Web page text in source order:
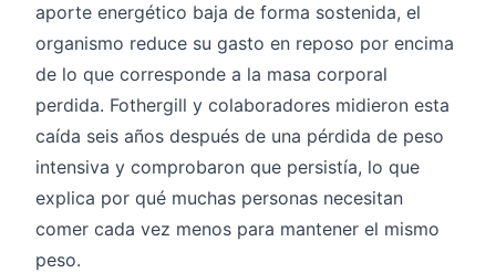
aporte energético baja de forma sostenida, el
organismo reduce su gasto en reposo por encima
de lo que corresponde a la masa corporal
perdida. Fothergill y colaboradores midieron esta
caída seis años después de una pérdida de peso
intensiva y comprobaron que persistía, lo que
explica por qué muchas personas necesitan
comer cada vez menos para mantener el mismo
peso.